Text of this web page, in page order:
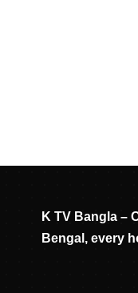
K TV Bangla –
Bengal, every